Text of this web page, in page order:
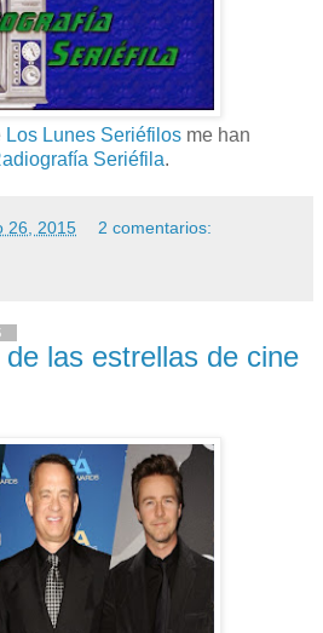
Los Lunes Seriéfilos me han
Seriéfila.
26, 2015 2 comentarios:
las estrellas de cine